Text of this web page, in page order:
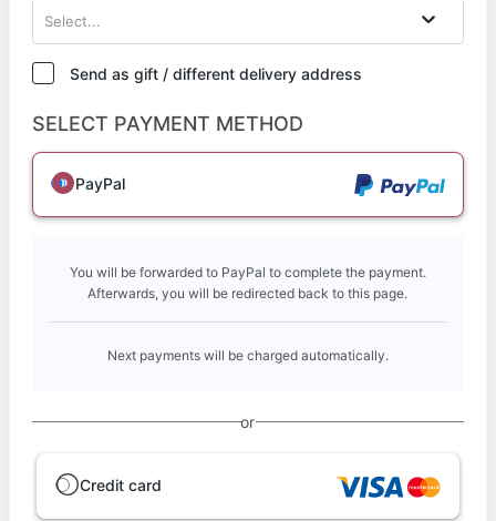
Select...
Send as gift / different delivery address
SELECT PAYMENT METHOD
PayPal
You will be forwarded to PayPal to complete the payment.
Afterwards, you will be redirected back to this page.
Next payments will be charged automatically.
or
Credit card